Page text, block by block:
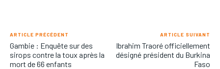
ARTICLE PRÉCÉDENT
Gambie : Enquête sur des
sirops contre la toux après la
mort de 66 enfants
ARTICLE SUIVANT
Ibrahim Traoré officiellement
désigné président du Burkina
Faso